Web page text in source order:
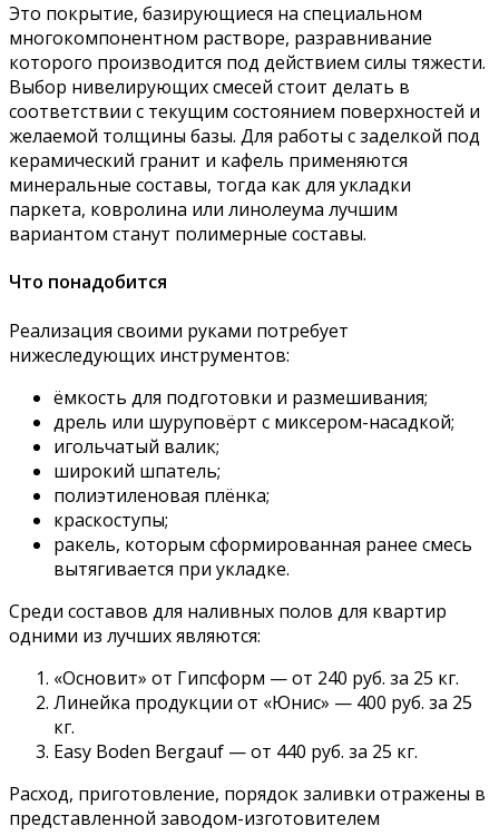
Это покрытие, базирующиеся на специальном
многокомпонентном растворе, разравнивание
которого производится под действием силы тяжести.
Выбор нивелирующих смесей стоит делать в
соответствии с текущим состоянием поверхностей и
желаемой толщины базы. Для работы с заделкой под
керамический гранит и кафель применяются
минеральные составы, тогда как для укладки
паркета, ковролина или линолеума лучшим
вариантом станут полимерные составы.
Что понадобится
Реализация своими руками потребует
нижеследующих инструментов:
ёмкость для подготовки и размешивания;
дрель или шуруповёрт с миксером-насадкой;
игольчатый валик;
широкий шпатель;
полиэтиленовая плёнка;
краскоступы;
ракель, которым сформированная ранее смесь
вытягивается при укладке.
Среди составов для наливных полов для квартир
одними из лучших являются:
«Основит» от Гипсформ — от 240 руб. за 25 кг.
Линейка продукции от «Юнис» — 400 руб. за 25
кг.
Easy Boden Bergauf — от 440 руб. за 25 кг.
Расход, приготовление, порядок заливки отражены в
представленной заводом-изготовителем